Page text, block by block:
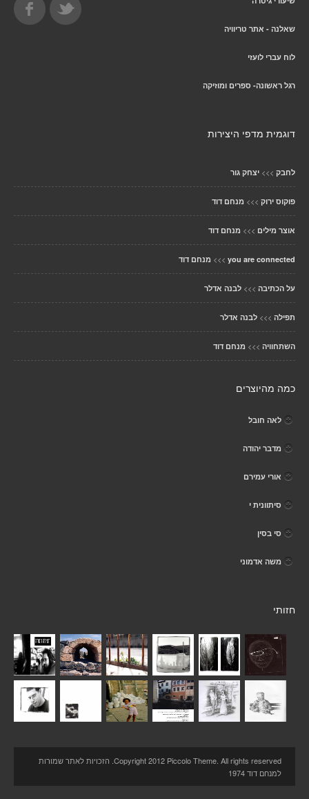
שאלנה - אתר טריוויה
לוח עברי לועזי
רגל ראשונה- ספרים ומוזיקה
דוגמית מדפי היצירות
לחבק >>> יצחק גור
פוקוס ירוק >>> מנחם דוד
אוצר מילים >>> מנחם דוד
you are connected
>>> מנחם דוד
על הכתיבה >>> לבנה אדלר
תפילה >>> לבנה אדלר
השתחוויה >>> מנחם דוד
כמה מהיוצרים
לאה חובל
מדבר יהודה
אורי עמירם
סיתוונית י
סי בסין
משה אדמוני
חזותי
Copyright 2012 Piccolo Theme. All rights reserved. הזכויות לאתר שמורות
למנחם דוד 1974